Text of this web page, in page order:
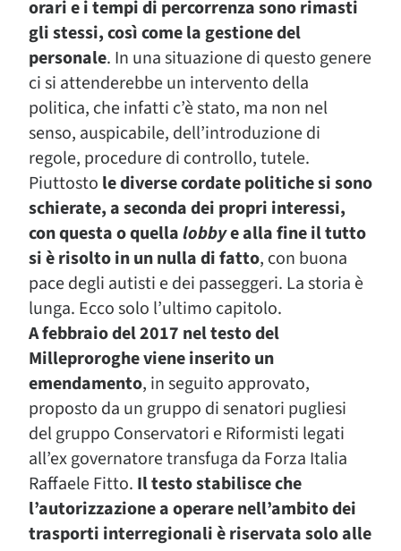
orari e i tempi di percorrenza sono rimasti
gli stessi, così come la gestione del
personale. In una situazione di questo genere
ci si attenderebbe un intervento della
politica, che infatti c’è stato, ma non nel
senso, auspicabile, dell’introduzione di
regole, procedure di controllo, tutele.
Piuttosto le diverse cordate politiche si sono
schierate, a seconda dei propri interessi,
con questa o quellalobbye alla fine il tutto
si è risolto in un nulla di fatto, con buona
pace degli autisti e dei passeggeri. La storia è
lunga. Ecco solo l’ultimo capitolo.
A febbraio del 2017 nel testo del
Milleproroghe viene inserito un
emendamento, in seguito approvato,
proposto da un gruppo di senatori pugliesi
del gruppo Conservatori e Riformisti legati
all’ex governatore transfuga da Forza Italia
Raffaele Fitto. Il testo stabilisce che
l’autorizzazione a operare nell’ambito dei
trasporti interregionali è riservata solo alle